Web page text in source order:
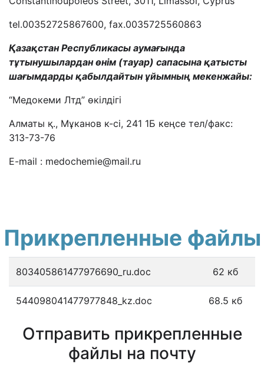
tel.00352725867600, fax.0035725560863
Қазақстан Республикасы аумағында
тұтынушылардан өнім (тауар) сапасына қатысты
шағымдарды қабылдайтын ұйымның мекенжайы:
“Медокеми Лтд” өкілдігі
Алматы қ., Мұканов к-сі, 241 1Б кеңсе тел/факс:
313-73-76
E-mail : medochemie@mail.ru
Прикрепленные файлы
803405861477976690_ru.doc 62 кб
544098041477977848_kz.doc 68.5 кб
Отправить прикрепленные
файлы на почту